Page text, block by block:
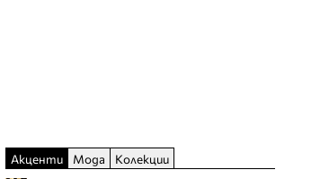
Акценти Мода Колекции